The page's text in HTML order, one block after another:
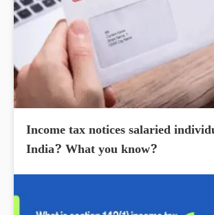
Income tax notices salaried
India? What you know?